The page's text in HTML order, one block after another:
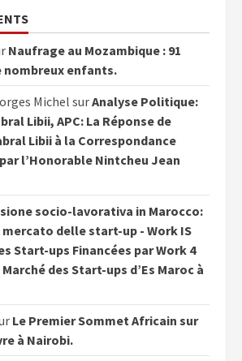
Naufrage au Mozambique : 91
enfants.
Michel surAnalyse Politique:
Libii, APC: La Réponse de
Libii à la Correspondance
l’Honorable Nintcheu Jean
socio-lavorativa in Marocco:
mercato delle start-up - Work IS
Start-ups Financées par Work 4
des Start-ups d’Es Maroc à
Le Premier Sommet Africain sur
à Nairobi.